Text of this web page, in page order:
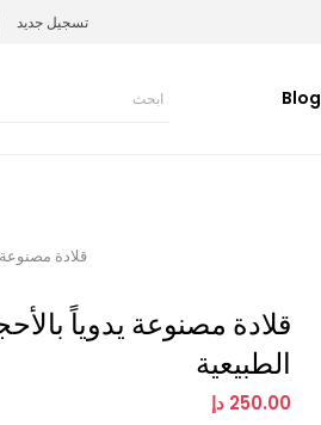
تسجيل جديد
Blog
قلادة مصنوعة يدوياً
الطبيعية
250.00 دإ